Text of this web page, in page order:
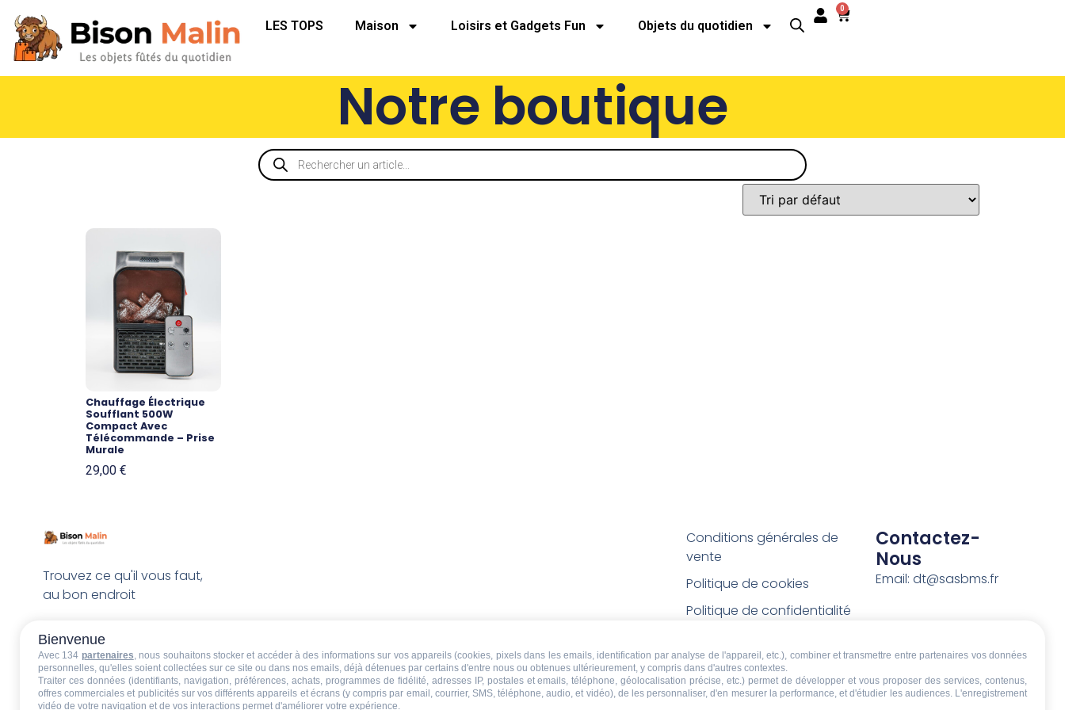
LES TOPS Maison Loisirs et Gadgets Fun Objets du quotidien
0
Notre boutique
Chauffage Électrique
Soufflant 500W
Compact Avec
Télécommande – Prise
Murale
29,00 €
Trouvez ce qu'il vous faut,
au bon endroit
Conditions générales de
vente
Politique de cookies
Politique de confidentialité
Conditions de retour et de
remboursement
Contactez-
Nous
Email: dt@sasbms.fr
Bienvenue
Avec 134 partenaires, nous souhaitons stocker et accéder à des informations sur vos appareils (cookies, pixels dans les emails, identification par analyse de l'appareil, etc.), combiner et transmettre entre partenaires vos données
personnelles, qu'elles soient collectées sur ce site ou dans nos emails, déjà détenues par certains d'entre nous ou obtenues ultérieurement, y compris dans d'autres contextes.
Traiter ces données (identifiants, navigation, préférences, achats, programmes de fidélité, adresses IP, postales et emails, téléphone, géolocalisation précise, etc.) permet de développer et vous proposer des services, contenus,
offres commerciales et publicités sur vos différents appareils et écrans (y compris par email, courrier, SMS, téléphone, audio, et vidéo), de les personnaliser, d'en mesurer la performance, et d'étudier les audiences. L'enregistrement
vidéo de votre navigation et de vos interactions permet d'améliorer votre expérience.